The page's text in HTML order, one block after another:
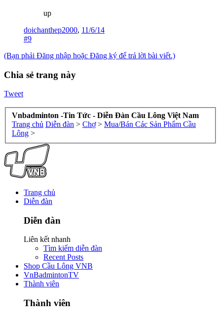
up
doichanthep2000, 11/6/14
#9
(Bạn phải Đăng nhập hoặc Đăng ký để trả lời bài viết.)
Chia sẻ trang này
Tweet
Vnbadminton -Tin Tức - Diễn Đàn Cầu Lông Việt Nam
Trang chủ Diễn đàn > Chợ > Mua/Bán Các Sản Phẩm Cầu
Lông >
Trang chủ
Diễn đàn
Diễn đàn
Liên kết nhanh
Tìm kiếm diễn đàn
Recent Posts
Shop Cầu Lông VNB
VnBadmintonTV
Thành viên
Thành viên